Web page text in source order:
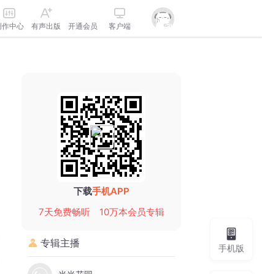
作中心 有声出版 开通会员 客户端
下载手机APP
7天免费畅听
10万本会员专辑
专辑主播 手机版